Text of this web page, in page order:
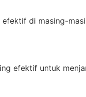
di masing-
efektif untuk